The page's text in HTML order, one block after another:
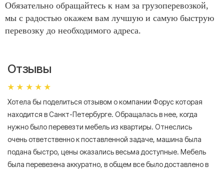
Обязательно обращайтесь к нам за грузоперевозкой,
мы с радостью окажем вам лучшую и самую быструю
перевозку до необходимого адреса.
Отзывы
Хотела бы поделиться отзывом о компании Форус которая
находится в Санкт-Петербурге. Обращалась в нее, когда
нужно было перевезти мебель из квартиры. Отнеслись
очень ответственно к поставленной задаче, машина была
подана быстро, цены оказались весьма доступные. Мебель
была перевезена аккуратно, в общем все было доставлено в